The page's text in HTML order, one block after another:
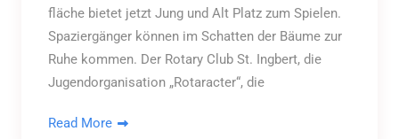
fläche bietet jetzt Jung und Alt Platz zum Spielen.
Spazier­gänger können im Schatten der Bäume zur
Ruhe kommen. Der Rotary Club St. Ingbert, die
Jugend­organisation „Rotaracter“, die
Read More